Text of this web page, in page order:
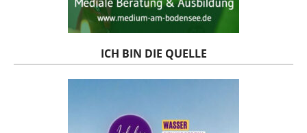
ICH BIN DIE QUELLE